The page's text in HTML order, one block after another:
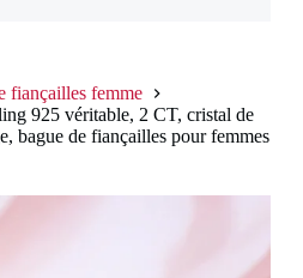
fiançailles femme
925 véritable, 2 CT, cristal de
bague de fiançailles pour femmes